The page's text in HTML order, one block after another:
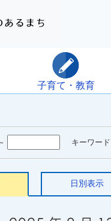
子育て・教育
キーワード
日別表示